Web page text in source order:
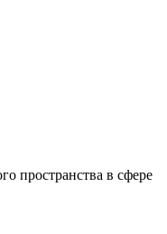
пространства в сфере